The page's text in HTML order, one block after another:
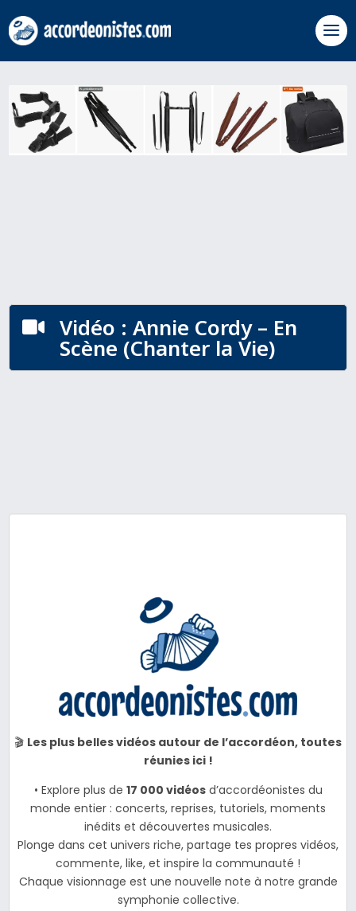
 Vidéo : Annie Cordy – En
Scène (Chanter la Vie)
🎬 Les plus belles vidéos autour de l’accordéon, toutes
réunies ici !
• Explore plus de 17 000 vidéosd’accordéonistes du
monde entier : concerts, reprises, tutoriels, moments
inédits et découvertes musicales.
Plonge dans cet univers riche, partage tes propres vidéos,
commente, like, et inspire la communauté !
Chaque visionnage est une nouvelle note à notre grande
symphonie collective.